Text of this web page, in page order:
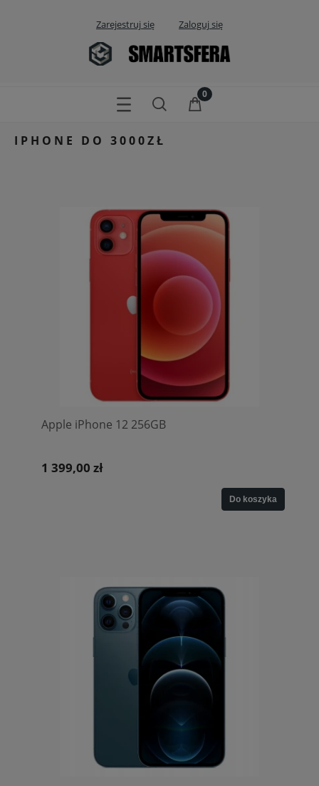
Zarejestruj się Zaloguj się
IPHONE DO 3000ZŁ
Apple iPhone 12 256GB
1 399,00 zł
Do koszyka